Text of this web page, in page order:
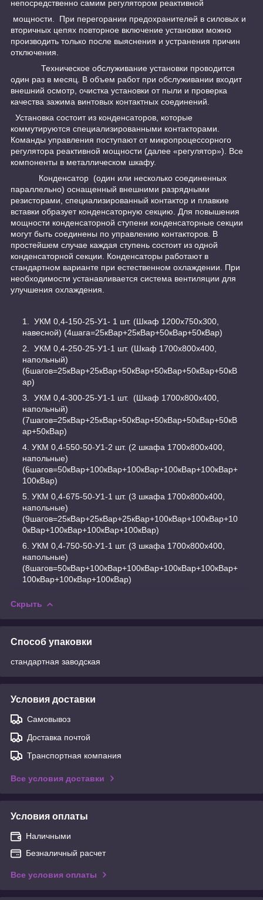
непосредственно самим регулятором реактивной
мощности. При перегорании предохранителей в силовых и
вторичных цепях повторное включение установки можно
производить только после выяснения и устранения причин
отключения.
Техническое обслуживание установки проводится
один раз в месяц. В объем работ при обслуживании входит
внешний осмотр, очистка установки от пыли и проверка
качества зажима винтовых контактных соединений.
Установка состоит из конденсаторов, которые
коммутируются специализированными контакторами.
Команды управления поступают от микропроцессорного
регулятора реактивной мощности (далее «регулятор»). Все
компоненты в металлическом шкафу.
Конденсатор (один или несколько соединенных
параллельно) оснащенный внешними разрядными
резисторами, специализированный контактор и плавкие
вставки образует конденсаторную секцию. Для повышения
мощности конденсаторной ступени конденсаторные секции
могут быть соединены по управлению контакторов. В
простейшем случае каждая ступень состоит из одной
конденсаторной секции. Конденсаторы работают в
стандартном варианте при естественном охлаждении. При
необходимости устанавливается система вентиляции для
улучшения охлаждения.
УКМ 0,4-150-25-У1- 1 шт. (Шкаф 1200х750х300,
навесной) (4шага=25кВар+25кВар+50кВар+50кВар)
УКМ 0,4-250-25-У1-1 шт. (Шкаф 1700х800х400,
напольный)
(6шагов=25кВар+25кВар+50кВар+50кВар+50кВар+50кВ
ар)
УКМ 0,4-300-25-У1-1 шт. (Шкаф 1700х800х400,
напольный)
(7шагов=25кВар+25кВар+50кВар+50кВар+50кВар+50кВ
ар+50кВар)
УКМ 0,4-550-50-У1-2 шт. (2 шкафа 1700х800х400,
напольные)
(6шагов=50кВар+100кВар+100кВар+100кВар+100кВар+
100кВар)
УКМ 0,4-675-50-У1-1 шт. (3 шкафа 1700х800х400,
напольные)
(9шагов=25кВар+25кВар+25кВар+100кВар+100кВар+10
0кВар+100кВар+100кВар+100кВар)
УКМ 0,4-750-50-У1-1 шт. (3 шкафа 1700х800х400,
напольные)
(8шагов=50кВар+100кВар+100кВар+100кВар+100кВар+
100кВар+100кВар+100кВар)
Скрыть
Способ упаковки
стандартная заводская
Условия доставки
Самовывоз
Доставка почтой
Транспортная компания
Все условия доставки
Условия оплаты
Наличными
Безналичный расчет
Все условия оплаты